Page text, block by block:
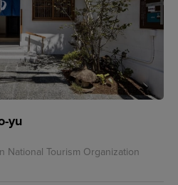
yu
National Tourism Organization